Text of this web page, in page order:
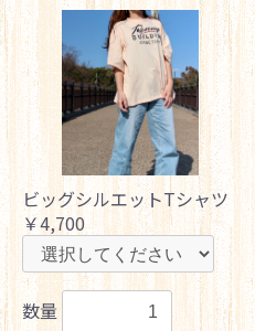
ビッグシルエットTシャツ
￥4,700
数量